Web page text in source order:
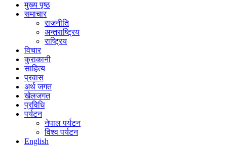
मुख्य पृष्ठ
समाचार
राजनीति
अन्तराष्ट्रिय
राष्ट्रिय
विचार
कुराकानी
साहित्य
प्रवास
अर्थ जगत
खेलजगत
प्रविधि
पर्यटन
नेपाल पर्यटन
विश्व पर्यटन
English